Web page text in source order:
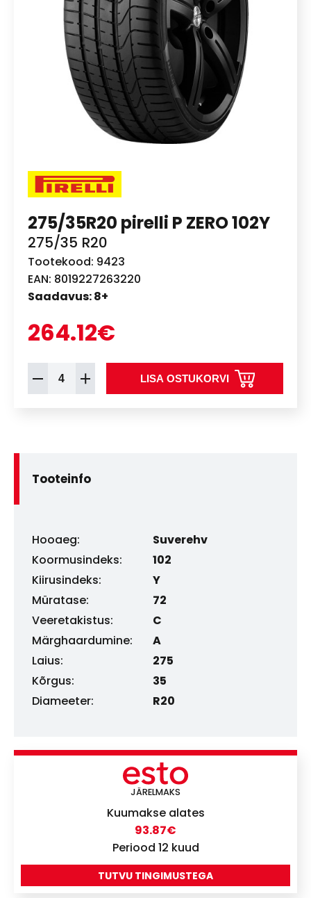
275/35R20 pirelli P ZERO 102Y
275/35 R20
Tootekood: 9423
EAN: 8019227263220
Saadavus: 8+
264.12€
LISA OSTUKORVI
Tooteinfo
Hooaeg:
Suverehv
Koormusindeks:
102
Kiirusindeks:
Y
Müratase:
72
Veeretakistus:
C
Märghaardumine:
A
Laius:
275
Kõrgus:
35
Diameeter:
R20
JÄRELMAKS
Kuumakse alates
93.87€
Periood 12 kuud
TUTVU TINGIMUSTEGA